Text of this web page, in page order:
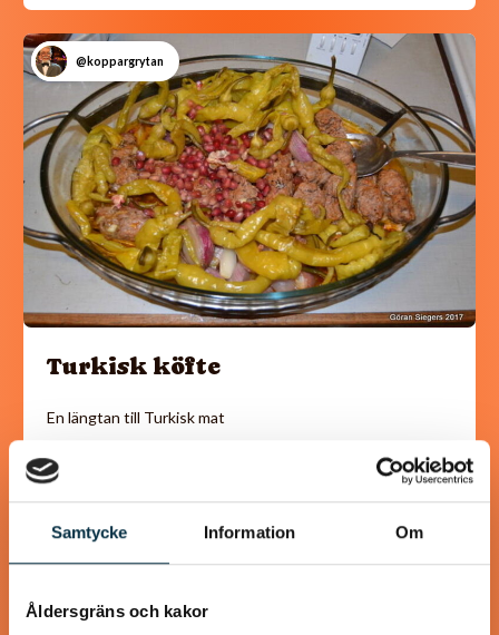
Samtycke Information Om
Åldersgräns och kakor
@koppargrytan
Turkisk köfte
En längtan till Turkisk mat